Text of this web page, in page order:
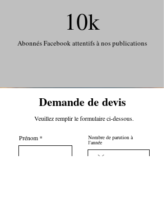
10k
Abonnés Facebook attentifs à nos publications
Demande de devis
Veuillez remplir le formulaire ci-dessous.
Prénom Nombre de parution à
l'année